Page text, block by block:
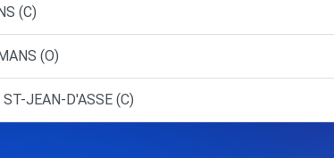
(C)
(O)
JEAN-D'ASSE (C)